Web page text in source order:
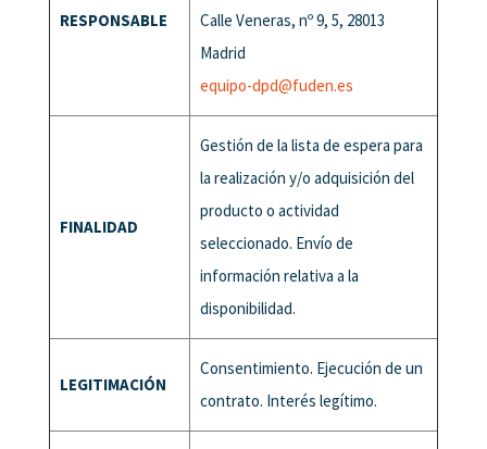
RESPONSABLE
Calle Veneras, nº 9, 5, 28013
Madrid
equipo-dpd@fuden.es
FINALIDAD
Gestión de la lista de espera para
la realización y/o adquisición del
producto o actividad
seleccionado. Envío de
información relativa a la
disponibilidad.
LEGITIMACIÓN
Consentimiento. Ejecución de un
contrato. Interés legítimo.